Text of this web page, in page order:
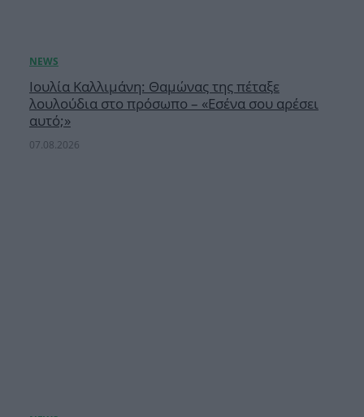
Ιουλία Καλλιμάνη: Θαμώνας της πέταξε
λουλούδια στο πρόσωπο – «Εσένα σου αρέσει
αυτό;»
07.08.2026